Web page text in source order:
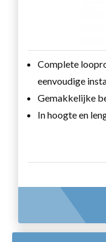
Complete
eenvoudige
Gemakkelijke
In hoogte en